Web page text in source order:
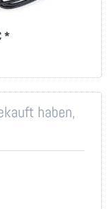
Steckdosenleiste mit
*
haben,